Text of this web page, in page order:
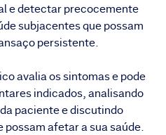
e detectar precocemente
subjacentes que possam
persistente.
avalia os sintomas e pode
indicados, analisando
paciente e discutindo
possam afetar a sua saúde.